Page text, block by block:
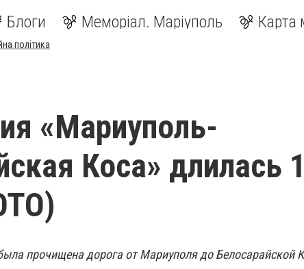
Блоги Меморіал. Маріуполь Карта
політика
«Мариуполь-
Коса» длилась
прочищена дорога от Мариуполя до Белосарайской